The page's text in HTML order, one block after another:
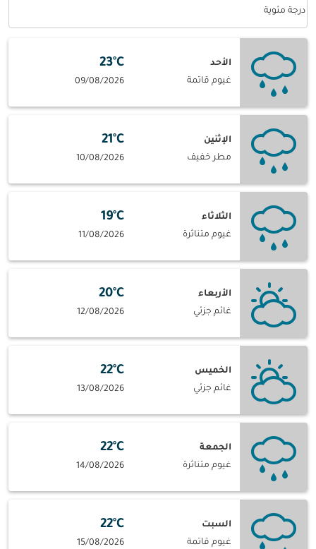
درجة مئوية
الأحد
غيوم قاتمة
23°C
09/08/2026
الإثنين
مطر خفيف
21°C
10/08/2026
الثلاثاء
غيوم متناثرة
19°C
11/08/2026
الأربعاء
غائم جزئي
20°C
12/08/2026
الخميس
غائم جزئي
22°C
13/08/2026
الجمعة
غيوم متناثرة
22°C
14/08/2026
السبت
غيوم قاتمة
22°C
15/08/2026